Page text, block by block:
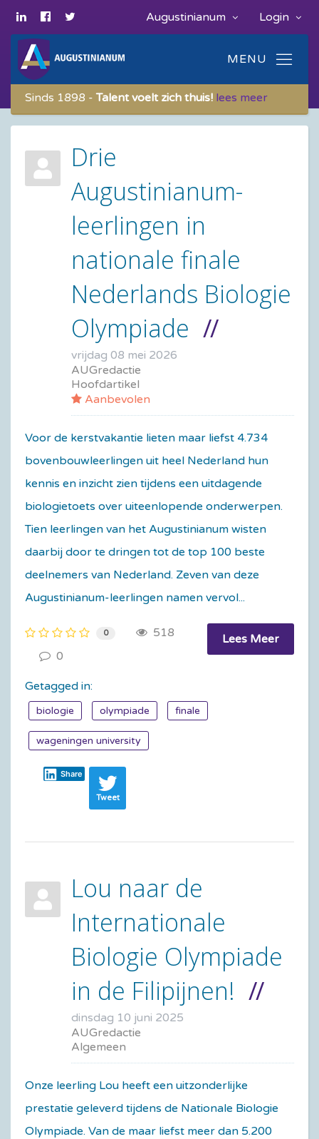
Login
Augustinianum
Sinds 1898 -Talent voelt zich thuis! lees meer
Drie
Augustinianum-
leerlingen in
nationale finale
Nederlands Biologie
Olympiade
vrijdag 08 mei 2026
AUGredactie
Hoofdartikel
Aanbevolen
Voor de kerstvakantie lieten maar liefst 4.734
bovenbouwleerlingen uit heel Nederland hun
kennis en inzicht zien tijdens een uitdagende
biologietoets over uiteenlopende onderwerpen.
Tien leerlingen van het Augustinianum wisten
daarbij door te dringen tot de top 100 beste
deelnemers van Nederland. Zeven van deze
Augustinianum-leerlingen namen vervol...
Lees Meer
0
518
0
Getagged in:
biologie olympiade finale
wageningen university
Share
Tweet
Lou naar de
Internationale
Biologie Olympiade
in de Filipijnen!
dinsdag 10 juni 2025
AUGredactie
Algemeen
Onze leerling Lou heeft een uitzonderlijke
prestatie geleverd tijdens de Nationale Biologie
Olympiade. Van de maar liefst meer dan 5.200